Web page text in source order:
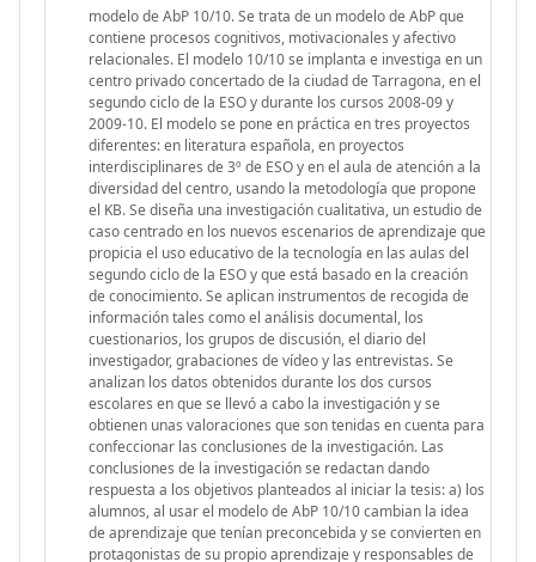
modelo de AbP 10/10. Se trata de un modelo de AbP que
contiene procesos cognitivos, motivacionales y afectivo
relacionales. El modelo 10/10 se implanta e investiga en un
centro privado concertado de la ciudad de Tarragona, en el
segundo ciclo de la ESO y durante los cursos 2008-09 y
2009-10. El modelo se pone en práctica en tres proyectos
diferentes: en literatura española, en proyectos
interdisciplinares de 3º de ESO y en el aula de atención a la
diversidad del centro, usando la metodología que propone
el KB. Se diseña una investigación cualitativa, un estudio de
caso centrado en los nuevos escenarios de aprendizaje que
propicia el uso educativo de la tecnología en las aulas del
segundo ciclo de la ESO y que está basado en la creación
de conocimiento. Se aplican instrumentos de recogida de
información tales como el análisis documental, los
cuestionarios, los grupos de discusión, el diario del
investigador, grabaciones de vídeo y las entrevistas. Se
analizan los datos obtenidos durante los dos cursos
escolares en que se llevó a cabo la investigación y se
obtienen unas valoraciones que son tenidas en cuenta para
confeccionar las conclusiones de la investigación. Las
conclusiones de la investigación se redactan dando
respuesta a los objetivos planteados al iniciar la tesis: a) los
alumnos, al usar el modelo de AbP 10/10 cambian la idea
de aprendizaje que tenían preconcebida y se convierten en
protagonistas de su propio aprendizaje y responsables de